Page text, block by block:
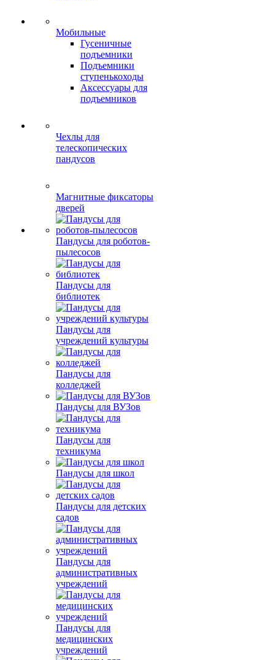
Мобильные
Гусеничные
подъемники
Подъемники
ступенькоходы
Аксессуары для
подъемников
Чехлы для
телескопических
пандусов
Магнитные фиксаторы
дверей
Пандусы для роботов-
пылесосов
Пандусы для
библиотек
Пандусы для
учреждений культуры
Пандусы для
колледжей
Пандусы для ВУЗов
Пандусы для
техникума
Пандусы для школ
Пандусы для детских
садов
Пандусы для
административных
учреждений
Пандусы для
медицинских
учреждений